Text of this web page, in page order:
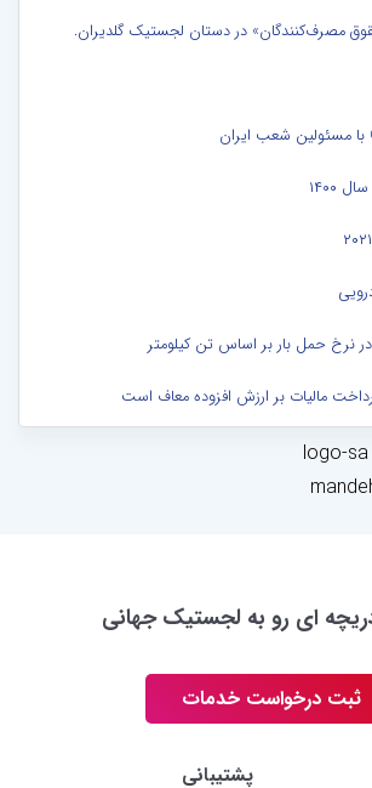
مصرف‌کنندگان» در دستان لجستیک گلدیران.
در نرخ حمل بار بر اساس تن کیلومتر
مالیات بر ارزش افزوده معاف است
ثبت درخواست خدمات
پشتیبانی